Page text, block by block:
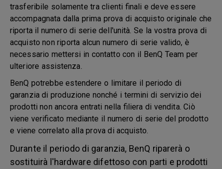
trasferibile solamente tra clienti finali e deve essere
accompagnata dalla prima prova di acquisto originale che
riporta il numero di serie dell'unità. Se la vostra prova di
acquisto non riporta alcun numero di serie valido, è
necessario mettersi in contatto con il BenQ Team per
ulteriore assistenza.
BenQ potrebbe estendere o limitare il periodo di
garanzia di produzione nonché i termini di servizio dei
prodotti non ancora entrati nella filiera di vendita. Ciò
viene verificato mediante il numero di serie del prodotto
e viene correlato alla prova di acquisto.
Durante il periodo di garanzia, BenQ riparerà o
sostituirà l'hardware difettoso con parti e prodotti